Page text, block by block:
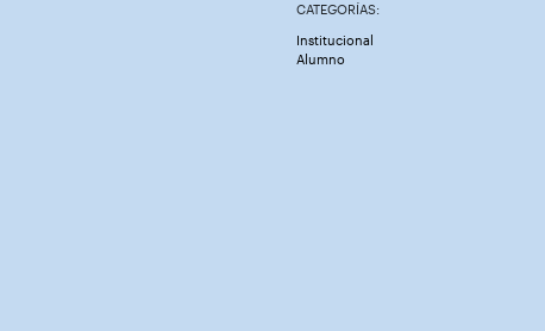
CATEGORÍAS:
Institucional
Alumno